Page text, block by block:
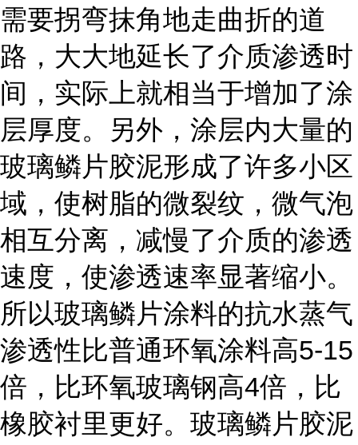
需要拐弯抹角地走曲折的道
路，大大地延长了介质渗透时
间，实际上就相当于增加了涂
层厚度。另外，涂层内大量的
玻璃鳞片胶泥形成了许多小区
域，使树脂的微裂纹，微气泡
相互分离，减慢了介质的渗透
速度，使渗透速率显著缩小。
所以玻璃鳞片涂料的抗水蒸气
渗透性比普通环氧涂料高5-15
倍，比环氧玻璃钢高4倍，比
橡胶衬里更好。玻璃鳞片胶泥